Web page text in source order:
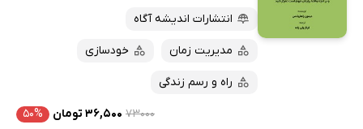
انتشارات اندیشه آگاه
مدیریت زمان خودسازی
راه و رسم زندگی
۷۳۰۰۰ ۳۶,۵۰۰ تومان ۵۰%